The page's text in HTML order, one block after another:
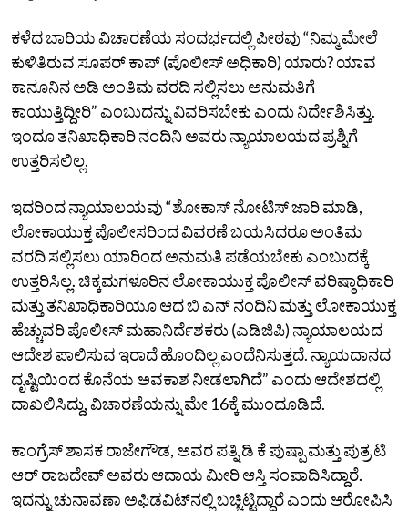
ಕಳೆದ ಬಾರಿಯ ವಿಚಾರಣೆಯ ಸಂದರ್ಭದಲ್ಲಿ ಪೀಠವು “ನಿಮ್ಮ ಮೇಲೆ
ಕುಳಿತಿರುವ ಸೂಪರ್‌ ಕಾಪ್‌ (ಪೊಲೀಸ್‌ ಅಧಿಕಾರಿ) ಯಾರು? ಯಾವ
ಕಾನೂನಿನ ಅಡಿ ಅಂತಿಮ ವರದಿ ಸಲ್ಲಿಸಲು ಅನುಮತಿಗೆ
ಕಾಯುತ್ತಿದ್ದೀರಿ” ಎಂಬುದನ್ನು ವಿವರಿಸಬೇಕು ಎಂದು ನಿರ್ದೇಶಿಸಿತ್ತು.
ಇಂದೂ ತನಿಖಾಧಿಕಾರಿ ನಂದಿನಿ ಅವರು ನ್ಯಾಯಾಲಯದ ಪ್ರಶ್ನಿಗೆ
ಉತ್ತರಿಸಲಿಲ್ಲ.
ಇದರಿಂದ ನ್ಯಾಯಾಲಯವು “ಶೋಕಾಸ್‌ ನೋಟಿಸ್‌ ಜಾರಿ ಮಾಡಿ,
ಲೋಕಾಯುಕ್ತ ಪೊಲೀಸರಿಂದ ವಿವರಣೆ ಬಯಸಿದರೂ ಅಂತಿಮ
ವರದಿ ಸಲ್ಲಿಸಲು ಯಾರಿಂದ ಅನುಮತಿ ಪಡೆಯಬೇಕು ಎಂಬುದಕ್ಕೆ
ಉತ್ತರಿಸಿಲ್ಲ. ಚಿಕ್ಕಮಗಳೂರಿನ ಲೋಕಾಯುಕ್ತ ಪೊಲೀಸ್‌ ವರಿಷ್ಠಾಧಿಕಾರಿ
ಮತ್ತು ತನಿಖಾಧಿಕಾರಿಯೂ ಆದ ಬಿ ಎನ್‌ ನಂದಿನಿ ಮತ್ತು ಲೋಕಾಯುಕ್ತ
ಹೆಚ್ಚುವರಿ ಪೊಲೀಸ್‌ ಮಹಾನಿರ್ದೆಶಕರು (ಎಡಿಜಿಪಿ) ನ್ಯಾಯಾಲಯದ
ಆದೇಶ ಪಾಲಿಸುವ ಇರಾದೆ ಹೊಂದಿಲ್ಲ ಎಂದೆನಿಸುತ್ತದೆ. ನ್ಯಾಯದಾನದ
ದೃಷ್ಟಿಯಿಂದ ಕೊನೆಯ ಅವಕಾಶ ನೀಡಲಾಗಿದೆ” ಎಂದು ಆದೇಶದಲ್ಲಿ
ದಾಖಲಿಸಿದ್ದು, ವಿಚಾರಣೆಯನ್ನು ಮೇ 16ಕ್ಕೆ ಮುಂದೂಡಿದೆ.
ಕಾಂಗ್ರೆಸ್‌ ಶಾಸಕ ರಾಜೇಗೌಡ, ಅವರ ಪತ್ನಿ ಡಿ ಕೆ ಪುಷ್ಪಾ ಮತ್ತು ಪುತ್ರ ಟಿ
ಆರ್‌ ರಾಜದೇವ್‌ ಅವರು ಆದಾಯ ಮೀರಿ ಆಸ್ತಿ ಸಂಪಾದಿಸಿದ್ದಾರೆ.
ಇದನ್ನು ಚುನಾವಣಾ ಅಫಿಡವಿಟ್‌ನಲ್ಲಿ ಬಚ್ಚಿಟ್ಟಿದ್ದಾರೆ ಎಂದು ಆರೋಪಿಸಿ